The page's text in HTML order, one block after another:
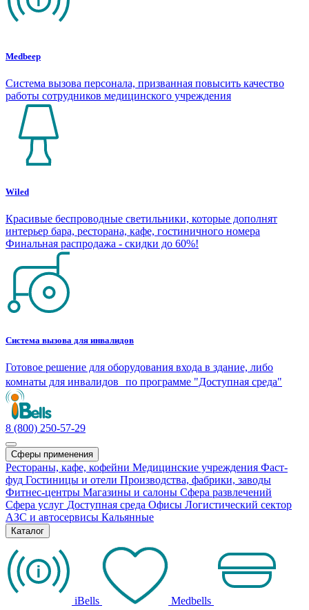
Medbeep
Система вызова персонала, призванная повысить качество
работы сотрудников медицинского учреждения
Wiled
Красивые беспроводные светильники, которые дополнят
интерьер бара, ресторана, кафе, гостиничного номера
Финальная распродажа - скидки до 60%!
Система вызова для инвалидов
Готовое решение для оборудования входа в здание, либо
комнаты для инвалидов по программе "Доступная среда"
8 (800) 250-57-29
Сферы применения
Рестораны, кафе, кофейни Медицинские учреждения Фаст-
фуд Гостиницы и отели Производства, фабрики, заводы
Фитнес-центры Магазины и салоны Сфера развлечений
Сфера услуг Доступная среда Офисы Логистический сектор
АЗС и автосервисы Кальянные
Каталог
iBells Medbells